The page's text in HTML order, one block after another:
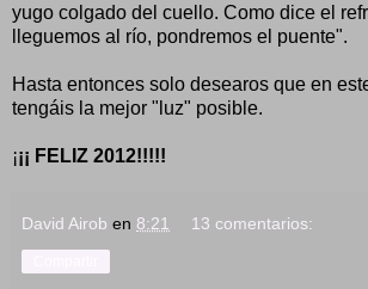
yugo colgado del cuello. Como dice el
lleguemos al río, pondremos el puente".
Hasta entonces solo desearos que en
tengáis la mejor "luz" posible.
¡¡¡ FELIZ 2012!!!!!
David Airob en 8:21 13 comentarios: